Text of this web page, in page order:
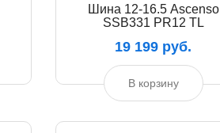
Шина 12-16.5 Ascenso
SSB331 PR12 TL
19 199 руб.
В корзину